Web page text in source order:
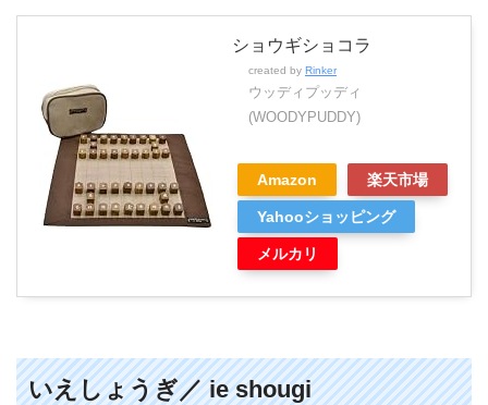
ショウギショコラ
created by Rinker
ウッディプッディ
(WOODYPUDDY)
Amazon 楽天市場
Yahooショッピング
メルカリ
いえしょうぎ／ ie shougi